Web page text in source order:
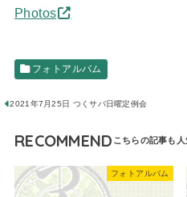
Photos
フォトアルバム
2021年7月25日 つくサバ日曜定例会
RECOMMEND
フォトアルバム